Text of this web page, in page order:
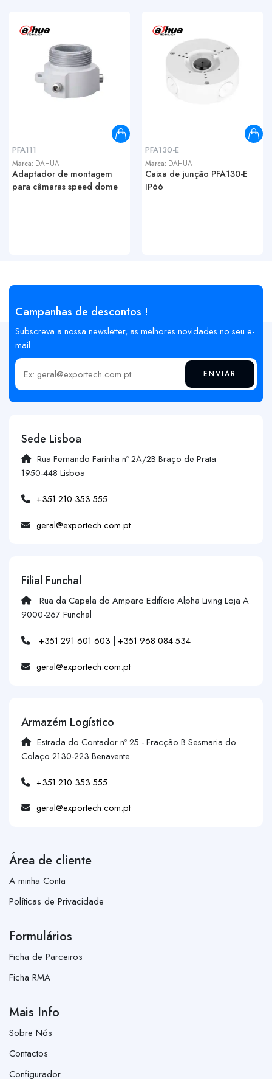
PFA111
Marca: DAHUA
Adaptador de montagem
para câmaras speed dome
PFA130-E
Marca: DAHUA
Caixa de junção PFA130-E
IP66
Campanhas de descontos !
Subscreva a nossa newsletter, as melhores novidades no seu e-
mail
Insira o seu email ENVIAR
Sede Lisboa
Rua Fernando Farinha nº 2A/2B Braço de Prata
1950-448 Lisboa
+351 210 353 555
geral@exportech.com.pt
Filial Funchal
Rua da Capela do Amparo Edifício Alpha Living Loja A
9000-267 Funchal
+351 291 601 603 | +351 968 084 534
geral@exportech.com.pt
Armazém Logístico
Estrada do Contador nº 25 - Fracção B Sesmaria do
Colaço 2130-223 Benavente
+351 210 353 555
geral@exportech.com.pt
Área de cliente
A minha Conta
Políticas de Privacidade
Formulários
Ficha de Parceiros
Ficha RMA
Mais Info
Sobre Nós
Contactos
Configurador